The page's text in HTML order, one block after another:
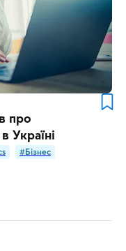
про
Україні
#Бізнес